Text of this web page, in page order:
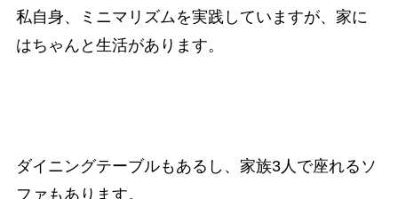
私自身、ミニマリズムを実践していますが、家に
はちゃんと生活があります。
ダイニングテーブルもあるし、家族3人で座れるソ
ファもあります。